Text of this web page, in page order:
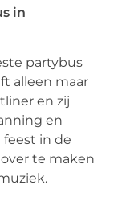
in
partybus
alleen maar
en zij
en
in de
te maken